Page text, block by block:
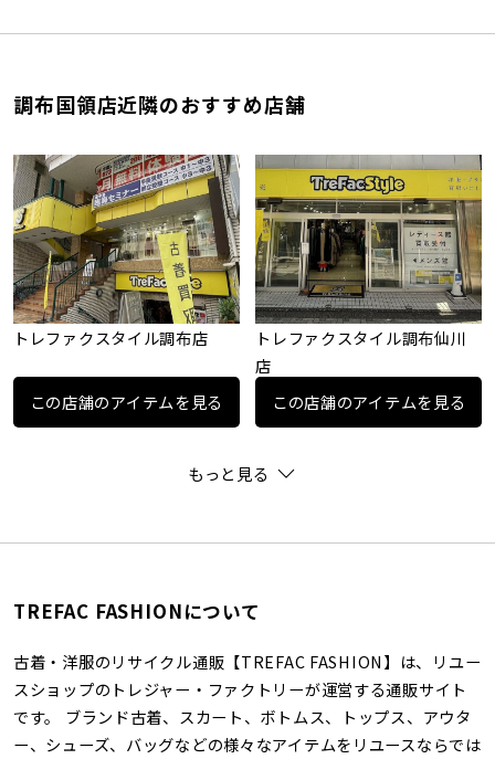
調布国領店近隣のおすすめ店舗
トレファクスタイル調布店
この店舗のアイテムを見る
トレファクスタイル調布仙川
店
この店舗のアイテムを見る
もっと見る
TREFAC FASHIONについて
古着・洋服のリサイクル通販【TREFAC FASHION】は、リユー
スショップのトレジャー・ファクトリーが運営する通販サイト
です。 ブランド古着、スカート、ボトムス、トップス、アウタ
ー、シューズ、バッグなどの様々なアイテムをリユースならでは